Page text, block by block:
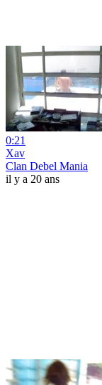
0:21
Xav
Clan Debel Mania
il y a 20 ans